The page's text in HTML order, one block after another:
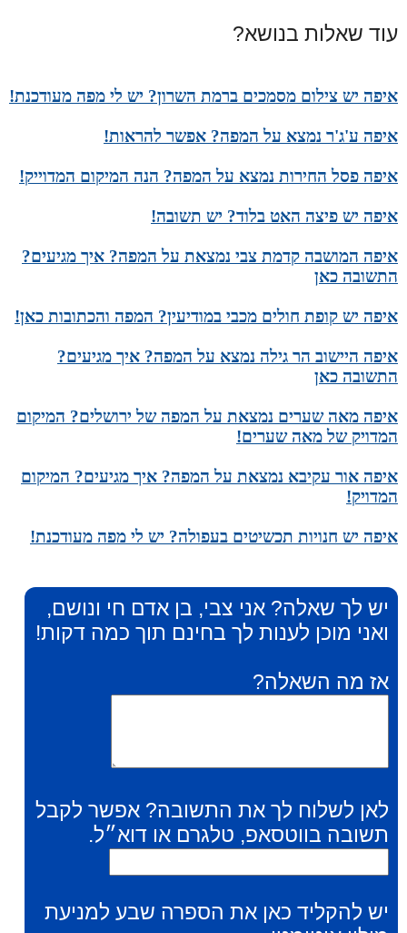
עוד שאלות בנושא?
איפה יש צילום מסמכים ברמת השרון? יש לי מפה מעודכנת!
איפה ע'ג'ר נמצא על המפה? אפשר להראות!
איפה פסל החירות נמצא על המפה? הנה המיקום המדוייק!
איפה יש פיצה האט בלוד? יש תשובה!
איפה המושבה קדמת צבי נמצאת על המפה? איך מגיעים?
התשובה כאן
איפה יש קופת חולים מכבי במודיעין? המפה והכתובות כאן!
איפה היישוב הר גילה נמצא על המפה? איך מגיעים?
התשובה כאן
איפה מאה שערים נמצאת על המפה של ירושלים? המיקום
המדויק של מאה שערים!
איפה אור עקיבא נמצאת על המפה? איך מגיעים? המיקום
המדויק!
איפה יש חנויות תכשיטים בעפולה? יש לי מפה מעודכנת!
יש לך שאלה? אני צבי, בן אדם חי ונושם,
ואני מוכן לענות לך בחינם תוך כמה דקות!
אז מה השאלה?
לאן לשלוח לך את התשובה? אפשר לקבל
תשובה בווטסאפ, טלגרם או דוא״ל.
יש להקליד כאן את הספרה שבע למניעת